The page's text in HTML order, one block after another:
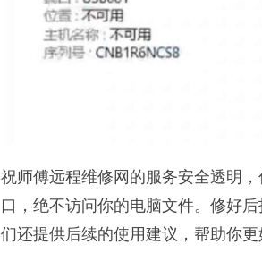
祝师傅远程维修网的服务安全透明
口，绝不访问你的电脑文件。修好
们还提供后续的使用建议，帮助你更